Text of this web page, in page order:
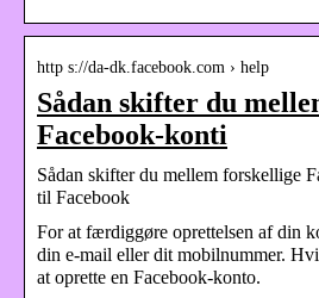
http s://da-dk.facebook.com › help
Sådan skifter du
Facebook-konti
Sådan skifter du mellem forskellige
til Facebook
For at færdiggøre oprettelsen af din
din e-mail eller dit mobilnummer.
at oprette en Facebook-konto.